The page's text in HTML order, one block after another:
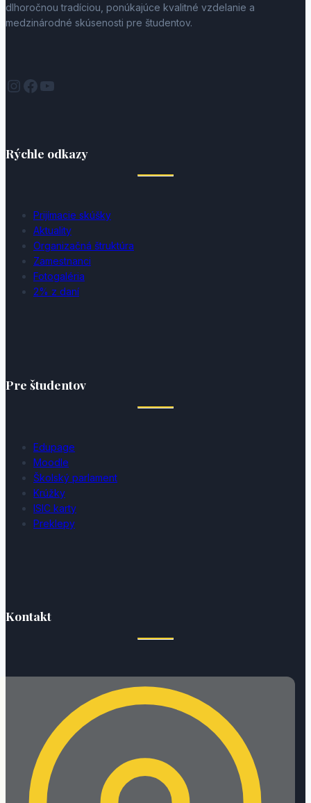
dlhoročnou tradíciou, ponúkajúce kvalitné vzdelanie a
medzinárodné skúsenosti pre študentov.
Instagram
Facebook
YouTube
Rýchle odkazy
Prijímacie skúšky
Aktuality
Organizačná štruktúra
Zamestnanci
Fotogaléria
2% z daní
Pre študentov
Edupage
Moodle
Školský parlament
Krúžky
ISIC karty
Preklepy
Kontakt